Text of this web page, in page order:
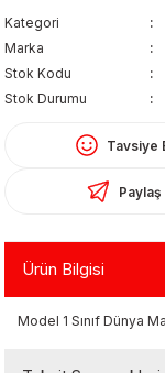
Kategori
Marka
Stok Kodu
Stok Durumu
Tavsiye
Paylaş
Ürün Bilgisi
Model 1 Sınıf Dünya